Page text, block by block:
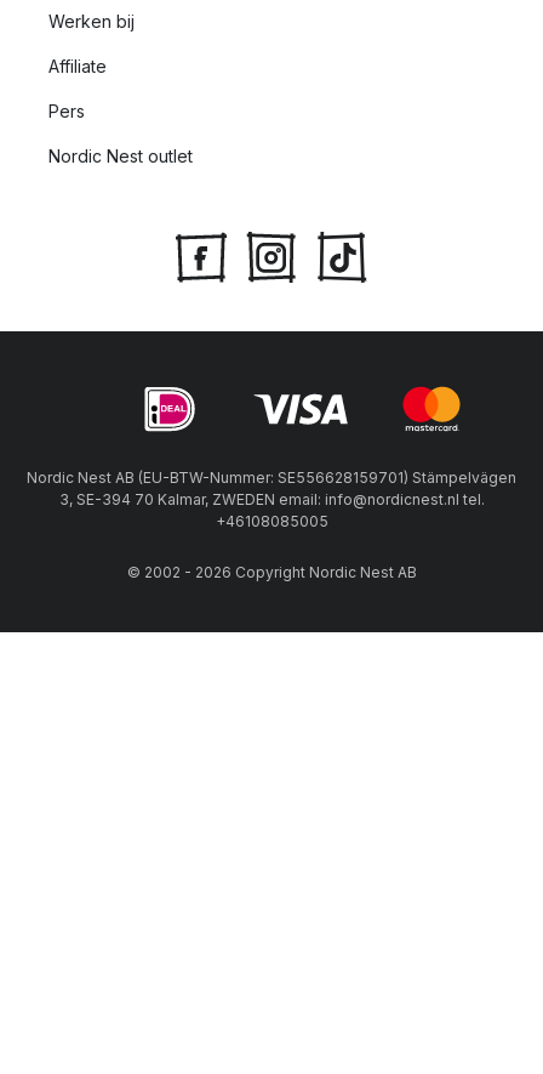
Werken bij
Affiliate
Pers
Nordic Nest outlet
Nordic Nest AB (EU-BTW-Nummer: SE556628159701) Stämpelvägen
3, SE-394 70 Kalmar, ZWEDEN email: info@nordicnest.nl tel.
+46108085005
© 2002 - 2026 Copyright Nordic Nest AB